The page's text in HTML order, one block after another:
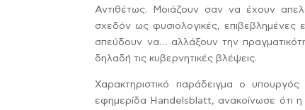
Αντιθέτως. Μοιάζουν σαν να έχουν
σχεδόν ως φυσιολογικές,
σπεύδουν να… αλλάξουν την
δηλαδή τις κυβερνητικές βλέψεις.
Χαρακτηριστικό παράδειγμα ο
εφημερίδα Handelsblatt, ανακοίνωσε ότι